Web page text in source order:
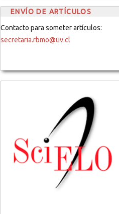
ENVÍO DE ARTÍCULOS
Contacto para someter artículos:
secretaria.rbmo@uv.cl